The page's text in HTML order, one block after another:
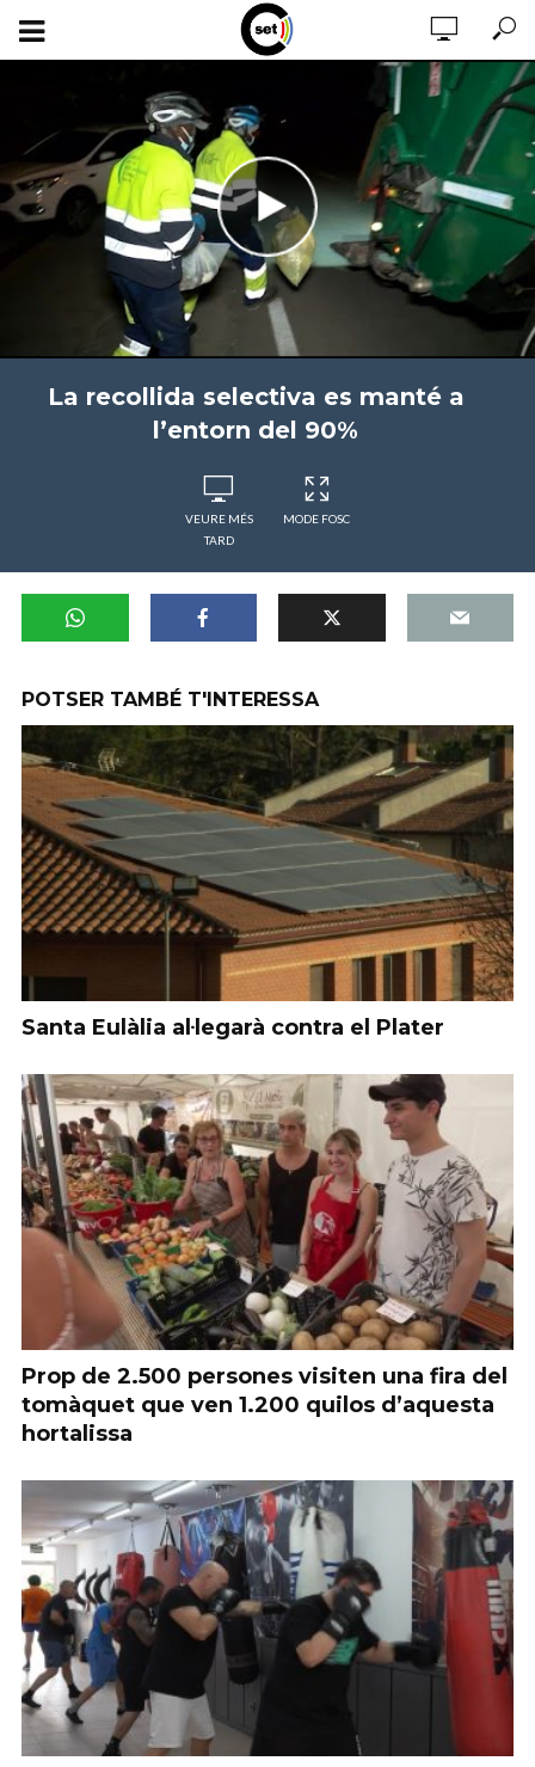
La recollida selectiva es manté a
l’entorn del 90%
VEURE MÉS
TARD
MODE FOSC
POTSER TAMBÉ T'INTERESSA
Santa Eulàlia al·legarà contra el Plater
Prop de 2.500 persones visiten una fira del
tomàquet que ven 1.200 quilos d’aquesta
hortalissa